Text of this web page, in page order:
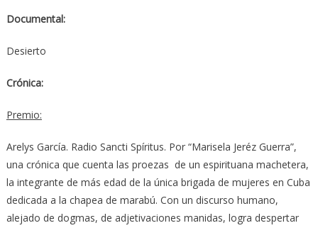
Documental:
Desierto
Crónica:
Premio:
Arelys García. Radio Sancti Spíritus. Por “Marisela Jeréz Guerra”,
una crónica que cuenta las proezas de un espirituana machetera,
la integrante de más edad de la única brigada de mujeres en Cuba
dedicada a la chapea de marabú. Con un discurso humano,
alejado de dogmas, de adjetivaciones manidas, logra despertar